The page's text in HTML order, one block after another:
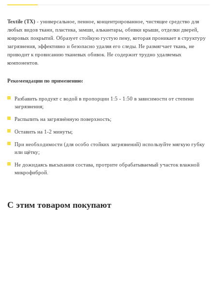
Textile (TX) - универсальное, пенное, концентрированное, чистящее средство для
любых видов ткани, пластика, замши, алькантары, обивки крыши, отделки дверей,
ковровых покрытий. Образует стойкую густую пену, которая проникает в структуру
загрязнения, эффективно и безопасно удаляя его следы. Не размягчает ткань, не
приводит к провисанию тканевых обивок. Не содержит трудно удаляемых
компонентов.
Рекомендации по применению:
Разбавить продукт с водой в пропорции 1:5 - 1:50 в зависимости от степени
загрязнения;
Распылить на загрязнённую поверхность;
Оставить на 1-2 минуты;
При необходимости (для особо стойких загрязнений) используйте мягкую губку
или щётку;
Не дожидаясь высыхания состава, протрите обрабатываемый участок влажной
микрофиброй.
С этим товаром покупают